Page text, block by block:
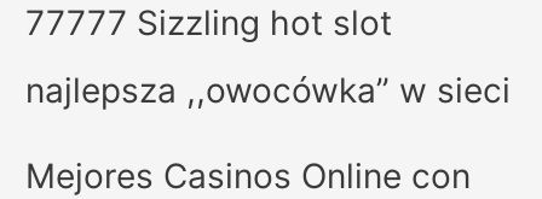
77777 Sizzling hot slot
najlepsza ,,owocówka” w sieci
Mejores Casinos Online con